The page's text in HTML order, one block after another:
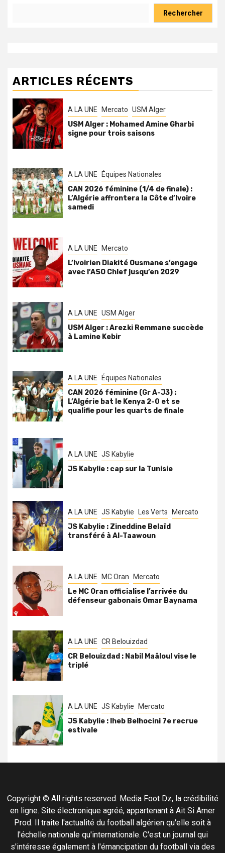
Rechercher
ARTICLES RÉCENTS
A LA UNE Mercato USM Alger
USM Alger : Mohamed Amine Gharbi
signe pour trois saisons
A LA UNE Équipes Nationales
CAN 2026 féminine (1/4 de finale) :
L’Algérie affrontera la Côte d’Ivoire
samedi
A LA UNE Mercato
L’Ivoirien Diakité Ousmane s’engage
avec l’ASO Chlef jusqu’en 2029
A LA UNE USM Alger
USM Alger : Arezki Remmane succède
à Lamine Kebir
A LA UNE Équipes Nationales
CAN 2026 féminine (Gr A-J3) :
L’Algérie bat le Kenya 2-0 et se
qualifie pour les quarts de finale
A LA UNE JS Kabylie
JS Kabylie : cap sur la Tunisie
A LA UNE JS Kabylie Les Verts Mercato
JS Kabylie : Zineddine Belaïd
transféré à Al-Taawoun
A LA UNE MC Oran Mercato
Le MC Oran officialise l’arrivée du
défenseur gabonais Omar Baynama
A LA UNE CR Belouizdad
CR Belouizdad : Nabil Maâloul vise le
triplé
A LA UNE JS Kabylie Mercato
JS Kabylie : Iheb Belhocini 7e recrue
estivale
Copyright © All rights reserved. Media Foot Dz, la crédibilité
en ligne. Site électronique agréé, appartenant à Ait Si Amer
Prod. Il traite l'actualité du football algérien qu'elle soit à
l'échelle nationale qu'internationale. C'est un journal qui
s'intéresse également à l'émancipation du football via des